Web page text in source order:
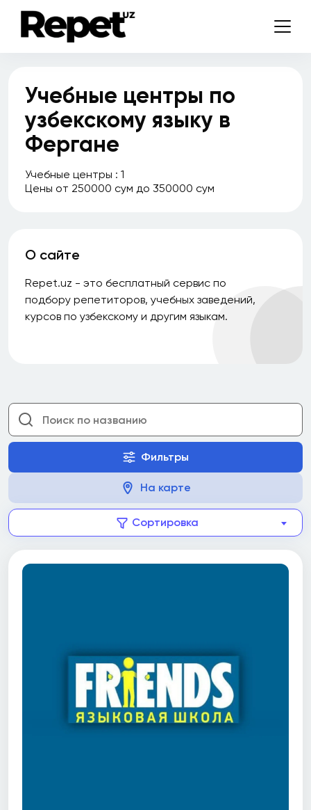
Учебные центры по
узбекскому языку в
Фергане
Учебные центры : 1
Цены от 250000 сум до 350000 сум
О сайте
Repet.uz - это бесплатный сервис по
подбору репетиторов, учебных заведений,
курсов по узбекскому и другим языкам.
Фильтры
На карте
Сортировка